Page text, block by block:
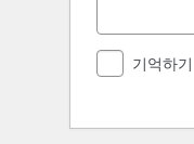
기억하기